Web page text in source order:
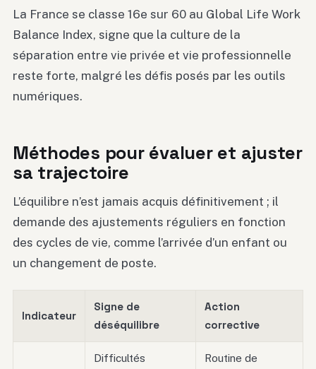
La France se classe 16e sur 60 au Global Life Work
Balance Index, signe que la culture de la
séparation entre vie privée et vie professionnelle
reste forte, malgré les défis posés par les outils
numériques.
Méthodes pour évaluer et ajuster
sa trajectoire
L’équilibre n’est jamais acquis définitivement ; il
demande des ajustements réguliers en fonction
des cycles de vie, comme l’arrivée d’un enfant ou
un changement de poste.
Indicateur
Signe de
déséquilibre
Action
corrective
Difficultés
Routine de